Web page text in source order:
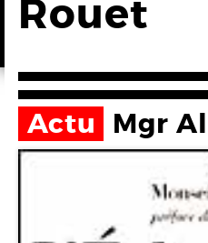
Rouet
Actu Mgr